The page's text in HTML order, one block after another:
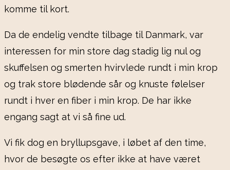
komme til kort.
Da de endelig vendte tilbage til Danmark, var
interessen for min store dag stadig lig nul og
skuffelsen og smerten hvirvlede rundt i min krop
og trak store blødende sår og knuste følelser
rundt i hver en fiber i min krop. De har ikke
engang sagt at vi så fine ud.
Vi fik dog en bryllupsgave, i løbet af den time,
hvor de besøgte os efter ikke at have været